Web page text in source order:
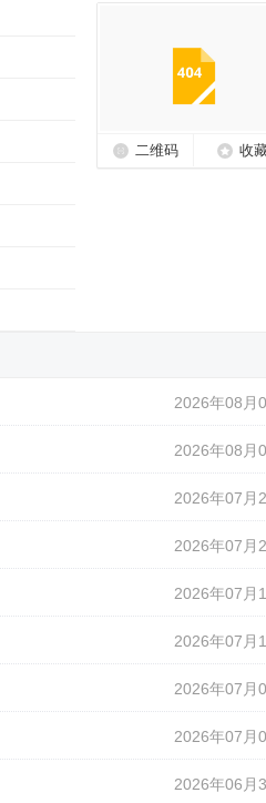
二维码 收
2026年08月
2026年08月
2026年07月
2026年07月
2026年07月
2026年07月
2026年07月
2026年07月
2026年06月